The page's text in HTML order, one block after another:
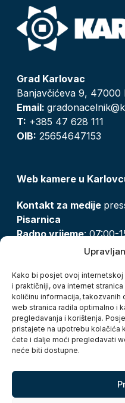
Kako bi posjet ovoj
i praktičniji, ova internet
količinu informacija, takozvanih
web stranica radila optimalno i
pregledavanja i korištenja.
pristajete na upotrebu kolačića
ćete i dalje moći pregledavati
neće biti dostupne.
Grad Karlovac
Banjavčićeva 9, 47000
Email:
T: +385 47 628 111
OIB: 25654647153
Web kamere u
Kontakt za medije
Pisarnica
Radno vrijeme: 07:00-
Zaštita osobnih
Pristup informacijama
Kolačići
Izjava o pristupačnosti
Turistička zajednica